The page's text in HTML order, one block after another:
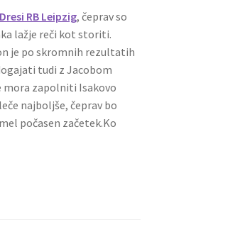
RB Leipzig, čeprav so
lažje reči kot storiti.
je po skromnih rezultatih
tudi z Jacobom
mora zapolniti Isakovo
najboljše, čeprav bo
počasen začetek.Ko